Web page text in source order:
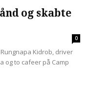
og skabte
0
Kidrob, driver
og to cafeer på Camp